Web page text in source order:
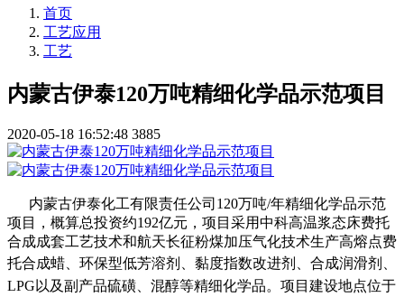
首页
工艺应用
工艺
内蒙古伊泰120万吨精细化学品示范项目
2020-05-18 16:52:48 3885
内蒙古伊泰化工有限责任公司120万吨/年精细化学品示范
项目，概算总投资约192亿元，项目采用中科高温浆态床费托
合成成套工艺技术和航天长征粉煤加压气化技术生产高熔点费
托合成蜡、 环保型低芳溶剂、黏度指数改进剂、合成润滑剂、
LPG以及副产品硫磺、混醇等精细化学品。 项目建设地点位于